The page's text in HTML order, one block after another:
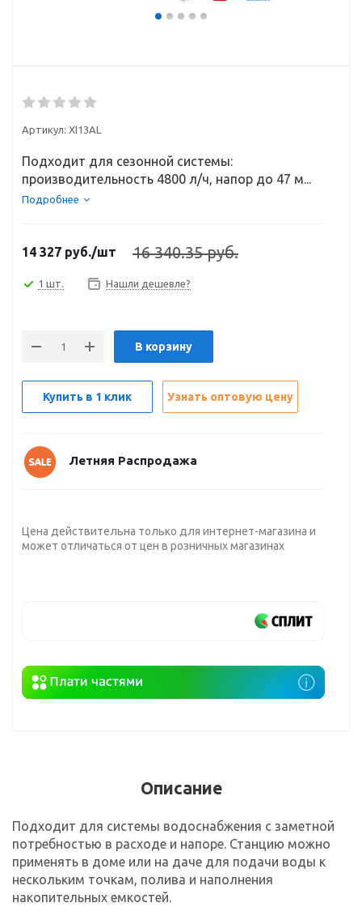
Артикул: XI13AL
Подходит для сезонной системы:
производительность 4800 л/ч, напор до 47 м...
Подробнее
14 327 руб./шт 16 340.35 руб.
1 шт. Нашли дешевле?
В корзину
Купить в 1 клик Узнать оптовую цену
Летняя Распродажа
Цена действительна только для интернет-магазина и
может отличаться от цен в розничных магазинах
Описание
Подходит для системы водоснабжения с заметной
потребностью в расходе и напоре. Станцию можно
применять в доме или на даче для подачи воды к
нескольким точкам, полива и наполнения
накопительных емкостей.